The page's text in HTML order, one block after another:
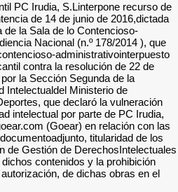
PC Irudia, S.Linterpone recurso de
de 14 de junio de 2016,dictada
de la Sala de lo Contencioso-
Nacional (n.º 178/2014 ), que
administrativointerpuesto
contra la resolución de 22 de
la Sección Segunda de la
Intelectualdel Ministerio de
que declaró la vulneración
intelectual por parte de PC Irudia,
(Goear) en relación con las
titularidad de los
de Gestión de DerechosIntelectuales
contenidos y la prohibición
de dichas obras en el